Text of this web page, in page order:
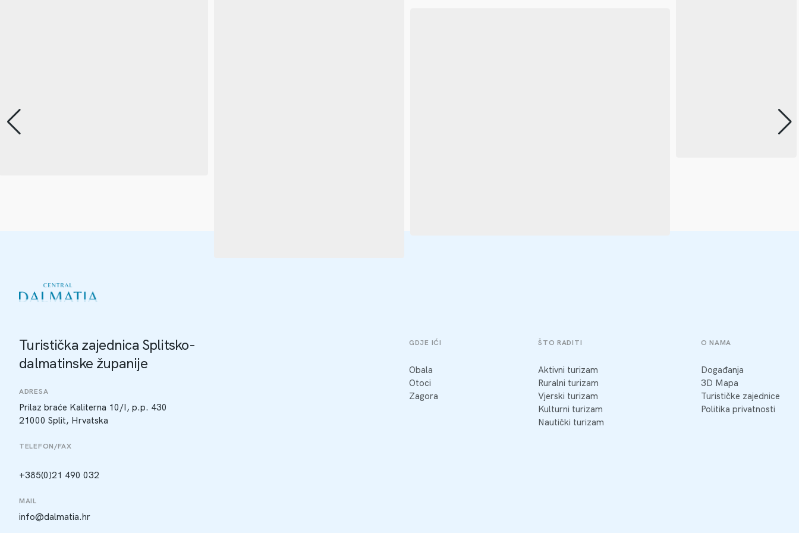
Turistička zajednica Splitsko-
dalmatinske županije
ADRESA
Prilaz braće Kaliterna 10/I, p.p. 430
21000 Split, Hrvatska
TELEFON/FAX
+385(0)21 490 032
MAIL
info@dalmatia.hr
GDJE IĆI
Obala
Otoci
Zagora
ŠTO RADITI
Aktivni turizam
Ruralni turizam
Vjerski turizam
Kulturni turizam
Nautički turizam
O NAMA
Događanja
3D Mapa
Turističke zajednice
Politika privatnosti